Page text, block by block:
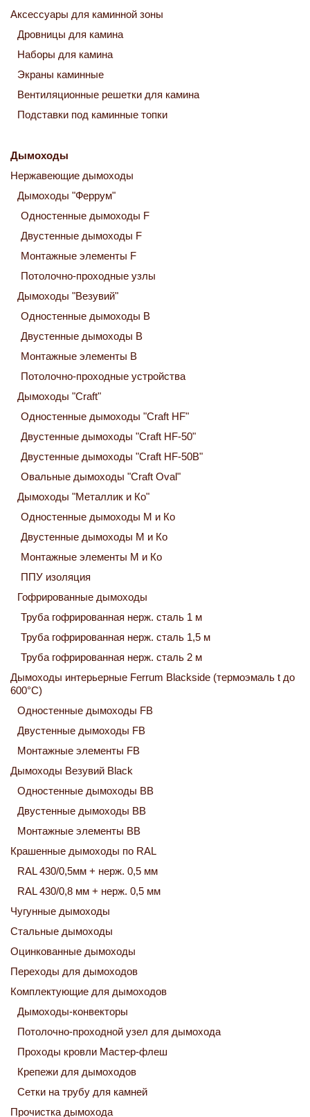
Аксессуары для каминной зоны
Дровницы для камина
Наборы для камина
Экраны каминные
Вентиляционные решетки для камина
Подставки под каминные топки
Дымоходы
Нержавеющие дымоходы
Дымоходы "Феррум"
Одностенные дымоходы F
Двустенные дымоходы F
Монтажные элементы F
Потолочно-проходные узлы
Дымоходы "Везувий"
Одностенные дымоходы В
Двустенные дымоходы В
Монтажные элементы В
Потолочно-проходные устройства
Дымоходы "Craft"
Одностенные дымоходы "Craft HF"
Двустенные дымоходы "Craft HF-50"
Двустенные дымоходы "Craft HF-50B"
Овальные дымоходы "Craft Oval"
Дымоходы "Металлик и Ко"
Одностенные дымоходы М и Ко
Двустенные дымоходы М и Ко
Монтажные элементы М и Ко
ППУ изоляция
Гофрированные дымоходы
Труба гофрированная нерж. сталь 1 м
Труба гофрированная нерж. сталь 1,5 м
Труба гофрированная нерж. сталь 2 м
Дымоходы интерьерные Ferrum Blackside (термоэмаль t до
600°C)
Одностенные дымоходы FB
Двустенные дымоходы FB
Монтажные элементы FB
Дымоходы Везувий Black
Одностенные дымоходы ВВ
Двустенные дымоходы ВВ
Монтажные элементы ВВ
Крашенные дымоходы по RAL
RAL 430/0,5мм + нерж. 0,5 мм
RAL 430/0,8 мм + нерж. 0,5 мм
Чугунные дымоходы
Стальные дымоходы
Оцинкованные дымоходы
Переходы для дымоходов
Комплектующие для дымоходов
Дымоходы-конвекторы
Потолочно-проходной узел для дымохода
Проходы кровли Мастер-флеш
Крепежи для дымоходов
Сетки на трубу для камней
Прочистка дымохода